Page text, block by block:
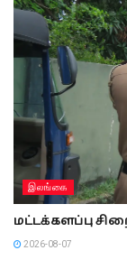
இலங்கை
மட்டக்களப்பு
2026-08-07